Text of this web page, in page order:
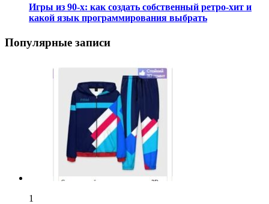
Игры из 90-х: как создать собственный ретро-хит и
какой язык программирования выбрать
Популярные записи
1